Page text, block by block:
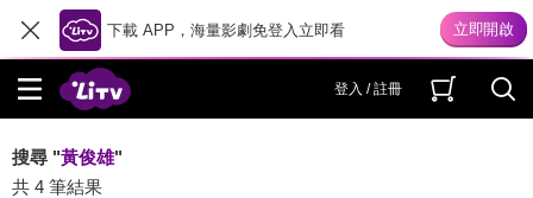
下載 APP，海量影劇免登入立即看
登入 / 註冊
搜尋 "黃俊雄"
共 4 筆結果